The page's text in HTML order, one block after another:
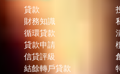
貸款
財務知識
循環貸款
貸款申請
信貸評級
結餘轉戶貸款